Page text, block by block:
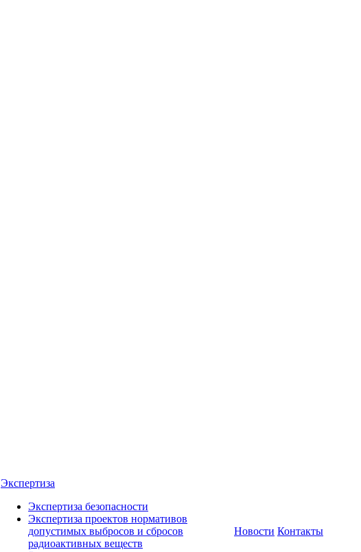
Экспертиза
Экспертиза безопасности
Экспертиза проектов нормативов
допустимых выбросов и сбросов
радиоактивных веществ
Новости Контакты